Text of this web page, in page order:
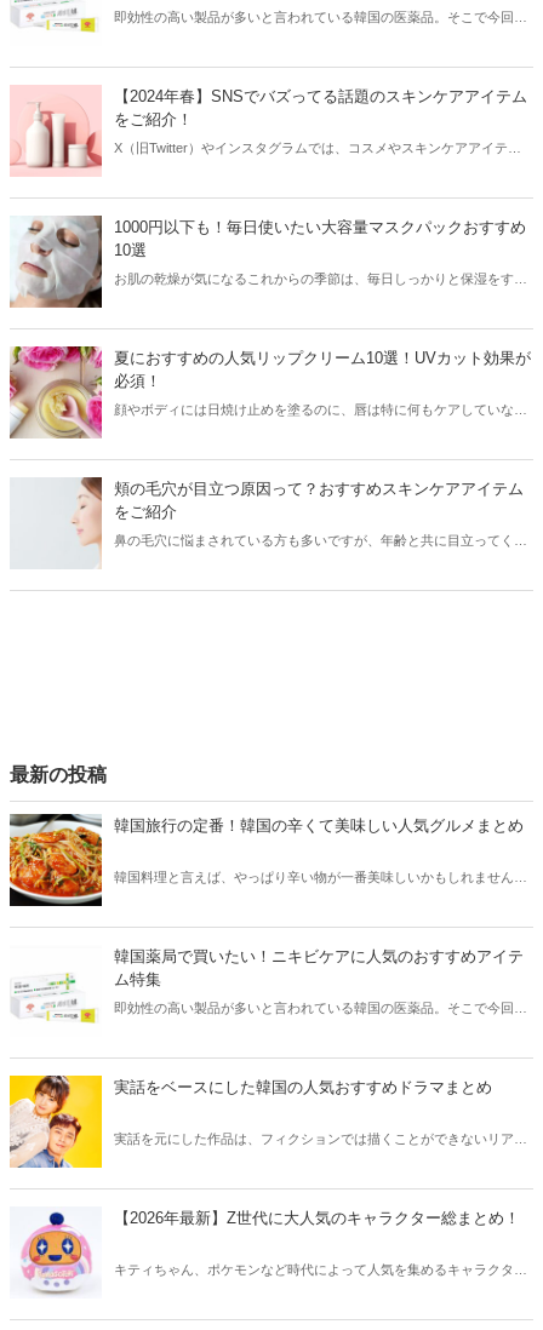
即効性の高い製品が多いと言われている韓国の医薬品。そこで今回は
入できるニキビケアにおすすめのアイテムをチェックしてみましょ
う。
【2024年春】SNSでバズってる話題のスキンケアアイテム
をご紹介！
X（旧Twitter）やインスタグラムでは、コスメやスキンケアアイテム
っかけに人気が爆発するアイテムもあり、美容女子たちは日頃から
SNSをチェックしているはず！そこで今回はSNSでバズってる話題の
スキンケアアイテムをご紹介します。
1000円以下も！毎日使いたい大容量マスクパックおすすめ
10選
お肌の乾燥が気になるこれからの季節は、毎日しっかりと保湿をする
クをご紹介します。
夏におすすめの人気リップクリーム10選！UVカット効果が
必須！
顔やボディには日焼け止めを塗るのに、唇は特に何もケアしていな
ームもUVカット効果があるものを使うのが必須！今回は夏におすすめ
の人気リップクリームをご紹介します♪
頬の毛穴が目立つ原因って？おすすめスキンケアアイテム
をご紹介
鼻の毛穴に悩まされている方も多いですが、年齢と共に目立ってくる
すめのスキンケアアイテムなどをご紹介します！
最新の投稿
韓国旅行の定番！韓国の辛くて美味しい人気グルメまとめ
韓国料理と言えば、やっぱり辛い物が一番美味しいかもしれません。
きな方はもちろん、体験したことのないような辛さに挑戦してみたい
方も必見です。
韓国薬局で買いたい！ニキビケアに人気のおすすめアイテ
ム特集
即効性の高い製品が多いと言われている韓国の医薬品。そこで今回は
入できるニキビケアにおすすめのアイテムをチェックしてみましょ
う。
実話をベースにした韓国の人気おすすめドラマまとめ
実話を元にした作品は、フィクションでは描くことができないリアル
マをご紹介します。
【2026年最新】Z世代に大人気のキャラクター総まとめ！
キティちゃん、ポケモンなど時代によって人気を集めるキャラクター
紹介！2026年の今、巷で流行っているキャラクターをまとめてチェッ